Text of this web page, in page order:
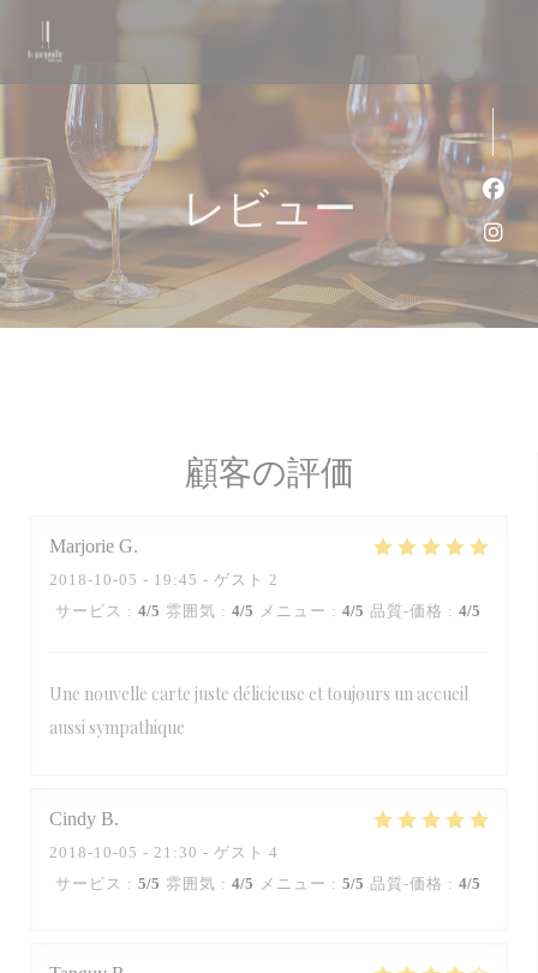
クッキー利用の管理について
レビュー
顧客の評価
Marjorie G
2018-10-05 - 19:45 - ゲスト 2
サービス : 4/5 雰囲気 : 4/5 メニュー : 4/5 品質-価格 : 4/5
Une nouvelle carte juste délicieuse et toujours un accueil
aussi sympathique
Cindy B
2018-10-05 - 21:30 - ゲスト 4
サービス : 5/5 雰囲気 : 4/5 メニュー : 5/5 品質-価格 : 4/5